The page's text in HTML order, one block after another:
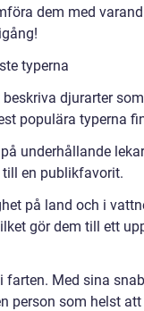
dem med
typerna
djurarter
populära typerna
underhållande
till en publikfavorit.
på land och i
gör dem till ett
Med sina
person som helst